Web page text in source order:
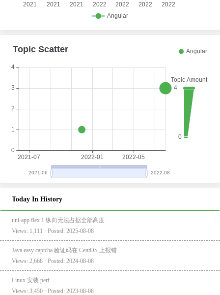
Today In History
uni-app flex 1 纵向无法占据全部高度
Views: 1,111 · Posted: 2025-08-08
Java easy captcha 验证码在 CentOS 上报错
Views: 2,668 · Posted: 2024-08-08
Linux 安装 perf
Views: 3,450 · Posted: 2023-08-08